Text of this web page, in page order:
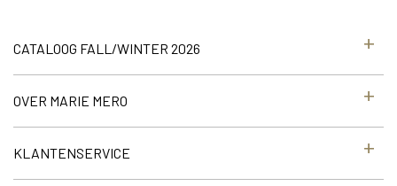
CATALOOG FALL/WINTER 2026
OVER MARIE MERO
KLANTENSERVICE